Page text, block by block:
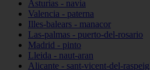
Asturias - navia
Valencia - paterna
Illes-balears - manacor
Las-palmas - puerto-del-rosario
Madrid - pinto
Lleida - naut-aran
Alicante - sant-vicent-del-raspeig